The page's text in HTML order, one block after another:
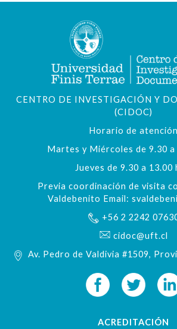
CENTRO DE INVESTIGACIÓN Y
(CIDOC)
Horario de atención
Martes y Miércoles de 9.30 a
Jueves de 9.30 a 13.00
Previa coordinación de visita
Valdebenito Email:
+56 2 2242
cidoc@uft.cl
Av. Pedro de Valdivia #1509,
ACREDITACIÓN